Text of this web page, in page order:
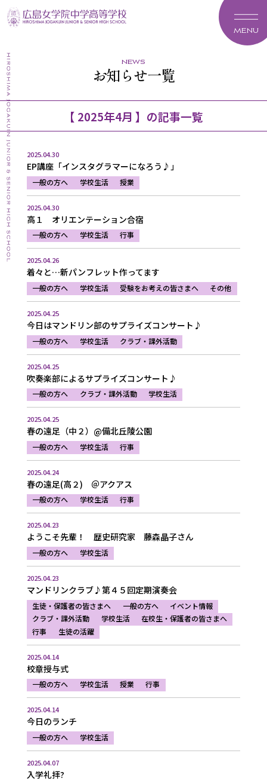
MENU
news
お知らせ一覧
【 2025年4月 】の記事一覧
2025.04.30
EP講座「インスタグラマーになろう♪」
一般の方へ 学校生活 授業
2025.04.30
高１ オリエンテーション合宿
一般の方へ 学校生活 行事
2025.04.26
着々と…新パンフレット作ってます
一般の方へ 学校生活 受験をお考えの皆さまへ その他
2025.04.25
今日はマンドリン部のサプライズコンサート♪
一般の方へ 学校生活 クラブ・課外活動
2025.04.25
吹奏楽部によるサプライズコンサート♪
一般の方へ クラブ・課外活動 学校生活
2025.04.25
春の遠足（中２）@備北丘陵公園
一般の方へ 学校生活 行事
2025.04.24
春の遠足(高２) ＠アクアス
一般の方へ 学校生活 行事
2025.04.23
ようこそ先輩！ 歴史研究家 藤森晶子さん
一般の方へ 学校生活
2025.04.23
マンドリンクラブ♪第４５回定期演奏会
生徒・保護者の皆さまへ 一般の方へ
イベント情報
クラブ・課外活動
学校生活
在校生・保護者の皆さまへ
行事
生徒の活躍
2025.04.14
校章授与式
一般の方へ 学校生活 授業 行事
2025.04.14
今日のランチ
一般の方へ 学校生活
2025.04.07
入学礼拝?